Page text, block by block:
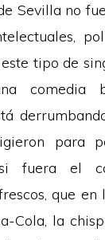
Sevilla no
tipo de
comedia
para
fuera el
que en
Cola, la